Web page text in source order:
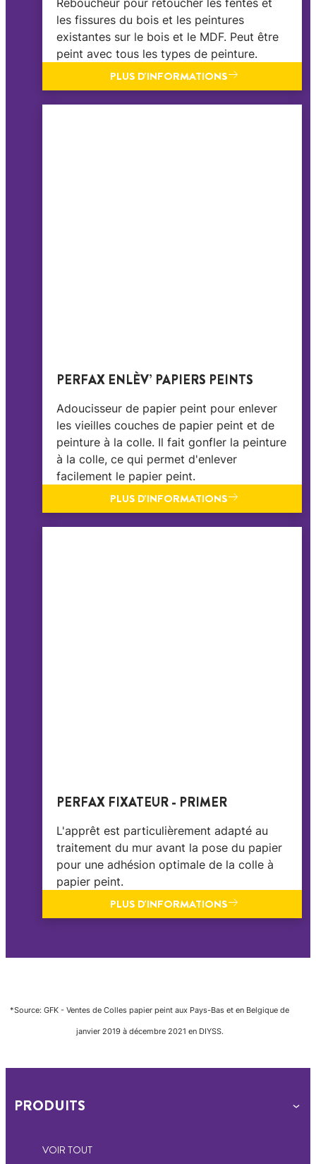
les fissures du bois et les peintures
existantes sur le bois et le MDF. Peut être
peint avec tous les types de peinture.
PLUS D'INFORMATIONS
PERFAX ENLÈV’ PAPIERS PEINTS
Adoucisseur de papier peint pour enlever
les vieilles couches de papier peint et de
peinture à la colle. Il fait gonfler la peinture
à la colle, ce qui permet d'enlever
facilement le papier peint.
PLUS D'INFORMATIONS
PERFAX FIXATEUR - PRIMER
L'apprêt est particulièrement adapté au
traitement du mur avant la pose du papier
pour une adhésion optimale de la colle à
papier peint.
PLUS D'INFORMATIONS
*Source: GFK - Ventes de Colles papier peint aux Pays-Bas et en Belgique de
janvier 2019 à décembre 2021 en DIYSS.
PRODUITS
VOIR TOUT